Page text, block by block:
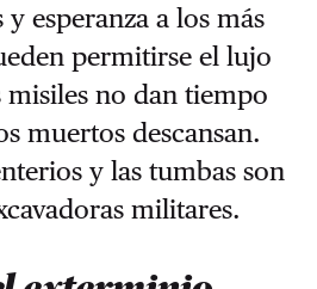
esperanza a los más
permitirse el lujo
no dan tiempo
muertos descansan.
y las tumbas son
militares.